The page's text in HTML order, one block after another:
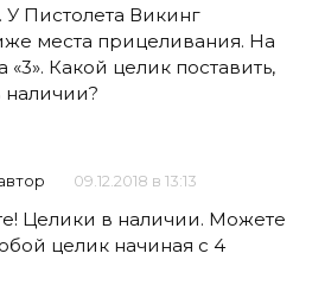
Пистолета Викинг
места прицеливания. На
Какой целик поставить,
наличии?
09.12.2018 в 13:13
Целики в наличии. Можете
целик начиная с 4